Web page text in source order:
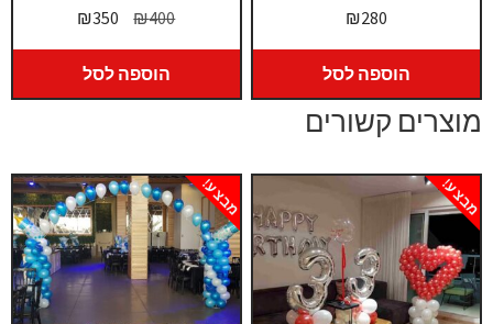
₪400
המחיר
היה:
₪400.
₪350
המחיר
₪350.
הוספה לסל
₪280
הוספה לסל
מוצרים קשורים
מבצע! מבצע!